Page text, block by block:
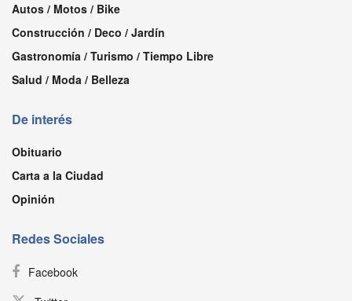
Autos / Motos / Bike
Construcción / Deco / Jardín
Gastronomía / Turismo / Tiempo Libre
Salud / Moda / Belleza
De interés
Obituario
Carta a la Ciudad
Opinión
Redes Sociales
Facebook